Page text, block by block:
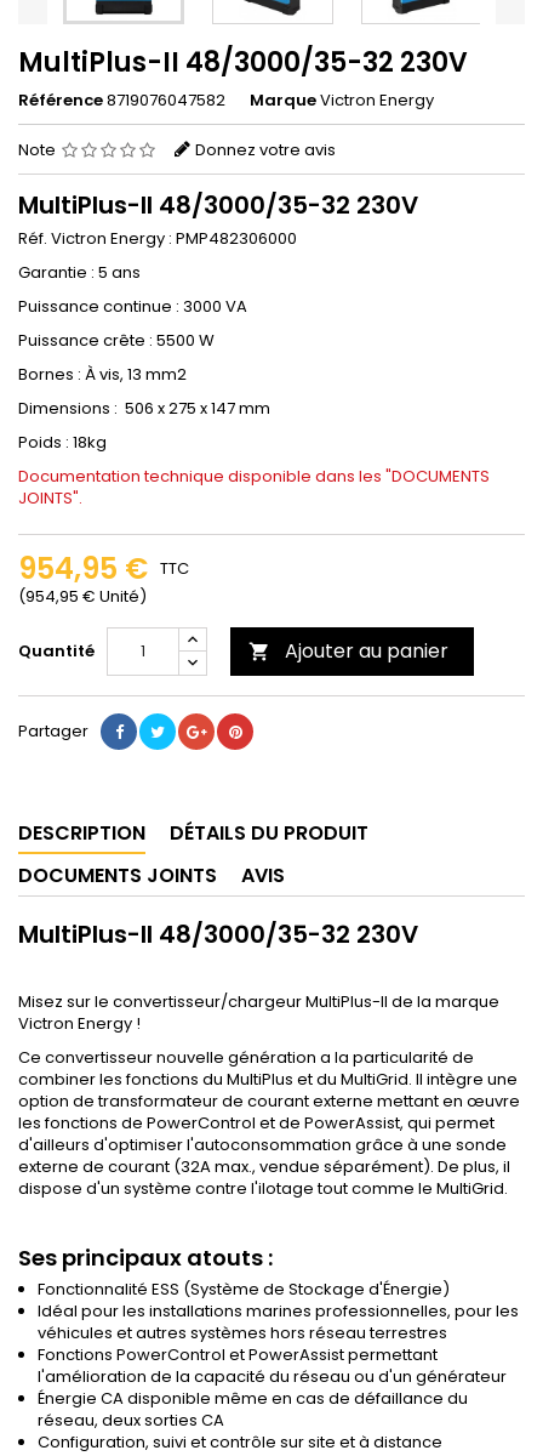
MultiPlus-II 48/3000/35-32 230V
Référence8719076047582 MarqueVictron Energy
Note Donnez votre avis
MultiPlus-II 48/3000/35-32 230V
Réf. Victron Energy : PMP482306000
Garantie : 5 ans
Puissance continue : 3000 VA
Puissance crête : 5500 W
Bornes : À vis, 13 mm2
Dimensions : 506 x 275 x 147 mm
Poids : 18kg
Documentation technique disponible dans les "DOCUMENTS
JOINTS".
954,95 €
(954,95 € Unité)
TTC
Quantité  Ajouter au panier
Partager
DESCRIPTION
DÉTAILS DU PRODUIT
DOCUMENTS JOINTS
AVIS
MultiPlus-II 48/3000/35-32 230V
Misez sur le convertisseur/chargeur MultiPlus-II de la marque
Victron Energy !
Ce convertisseur nouvelle génération a la particularité de
combiner les fonctions du MultiPlus et du MultiGrid. Il intègre une
option de transformateur de courant externe mettant en œuvre
les fonctions de PowerControl et de PowerAssist, qui permet
d'ailleurs d'optimiser l'autoconsommation grâce à une sonde
externe de courant (32A max., vendue séparément). De plus, il
dispose d'un système contre l'ilotage tout comme le MultiGrid.
Ses principaux atouts :
Fonctionnalité ESS (Système de Stockage d'Énergie)
Idéal pour les installations marines professionnelles, pour les
véhicules et autres systèmes hors réseau terrestres
Fonctions PowerControl et PowerAssist permettant
l'amélioration de la capacité du réseau ou d'un générateur
Énergie CA disponible même en cas de défaillance du
réseau, deux sorties CA
Configuration, suivi et contrôle sur site et à distance